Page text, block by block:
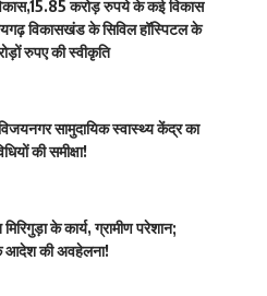
करोड़ रुपये के कई विकास
विकासखंड के सिविल हॉस्पिटल के
रुपए की स्वीकृति
सामुदायिक स्वास्थ्य केंद्र का
की समीक्षा!
के कार्य, ग्रामीण परेशान;
आदेश की अवहेलना!